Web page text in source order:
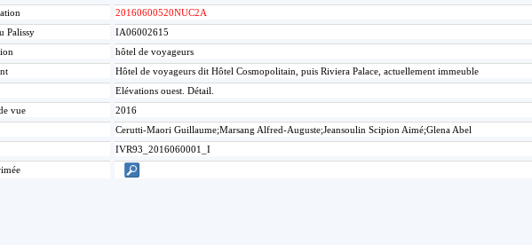
20160600520NUC2A
Palissy
IA06002615
hôtel de voyageurs
Hôtel de voyageurs dit Hôtel Cosmopolitain, puis Riviera Palace, actuellement immeuble
Elévations ouest. Détail.
vue
2016
Cerutti-Maori Guillaume;Marsang Alfred-Auguste;Jeansoulin Scipion Aimé;Glena Abel
IVR93_2016060001_I